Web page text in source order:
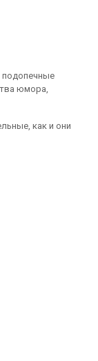
подопечные
юмора,
как и они